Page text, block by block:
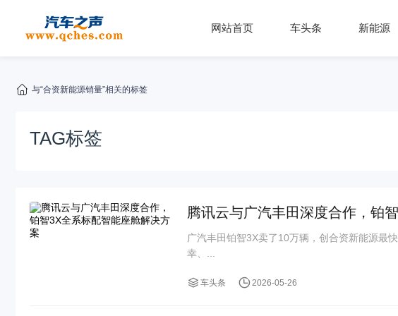
网站首页 车头条 新能源
与“合资新能源销量”相关的标签
TAG标签
腾讯云与广汽丰田深度合作，铂
广汽丰田铂智3X卖了10万辆，创合资新能源
幸、...
车头条 2026-05-26